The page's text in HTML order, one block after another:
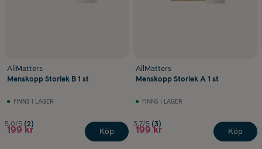
AllMatters
Menskopp Storlek B 1 st
FINNS I LAGER
5.0/5 (2)
199 kr Köp
AllMatters
Menskopp Storlek A 1 st
FINNS I LAGER
3.7/5 (3)
199 kr Köp